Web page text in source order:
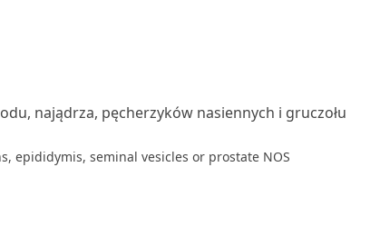
najądrza, pęcherzyków nasiennych i gruczołu
epididymis, seminal vesicles or prostate NOS